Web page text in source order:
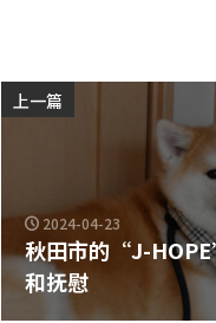
上一篇
2024-04-23
秋田市的“J-
和抚慰